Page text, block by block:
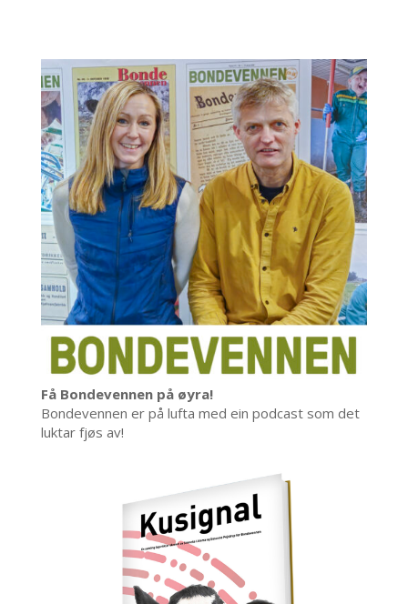
Få Bondevennen på øyra!
Bondevennen er på lufta med ein podcast som det
luktar fjøs av!